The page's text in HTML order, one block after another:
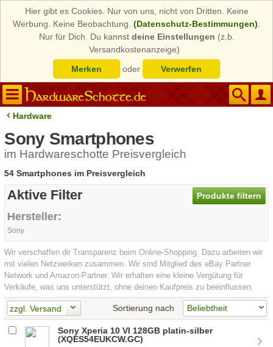
Hier gibt es Cookies. Nur von uns, nicht von Dritten. Keine
Werbung. Keine Beobachtung. (Datenschutz-Bestimmungen)
Nur für Dich. Du kannst deine Einstellungen (z.b.
Versandkostenanzeige)
Merken
oder Verwerfen
Hardware
Sony Smartphones
im Hardwareschotte Preisvergleich
54 Smartphones im Preisvergleich
Produkte filtern
Aktive Filter
Hersteller:
Sony
Wir verschaffen dir Transparenz beim Online-Shopping. Dazu arbeiten wir
mit vielen Netzwerken zusammen. Wir sind Mitglied des eBay Partner
Network und Amazon-Partner. Wir erhalten eine kleine Vergütung für
Verkäufe, was uns unterstützt, ohne deinen Kaufpreis zu beeinflussen.
zzgl. Versand Sortierung nach
Sony Xperia 10 VI 128GB platin-silber
(XQES54EUKCW.GC)